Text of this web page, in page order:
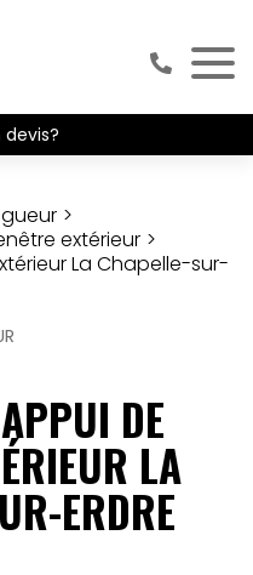
devis?
extérieur
La Chapelle-sur-
DE
LA
ERDRE